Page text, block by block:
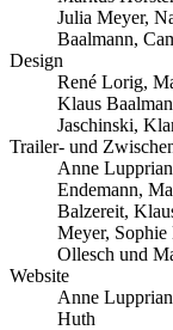
Julia Meyer,
Baalmann,
Design
René Lorig,
Klaus
Jaschinski,
Trailer- und
Anne
Endemann,
Balzereit,
Meyer, Sophie
Ollesch und
Website
Anne
Huth